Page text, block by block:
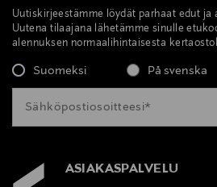
Uutiskirjeestämme löydät parhaat edut ja
Uutena tilaajana lähetämme sinulle
alennuksen normaalihintaisesta
Suomeksi På svenska
ASIAKASPALVELU